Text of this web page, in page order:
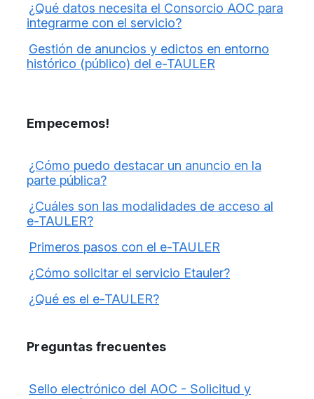
¿Qué datos necesita el Consorcio AOC para
integrarme con el servicio?
Gestión de anuncios y edictos en entorno
histórico (público) del e-TAULER
Empecemos!
¿Cómo puedo destacar un anuncio en la
parte pública?
¿Cuáles son las modalidades de acceso al
e-TAULER?
Primeros pasos con el e-TAULER
¿Cómo solicitar el servicio Etauler?
¿Qué es el e-TAULER?
Preguntas frecuentes
Sello electrónico del AOC - Solicitud y